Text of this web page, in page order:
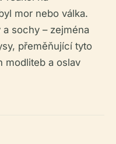
mor nebo válka.
sochy – zejména
přeměňující tyto
modliteb a oslav